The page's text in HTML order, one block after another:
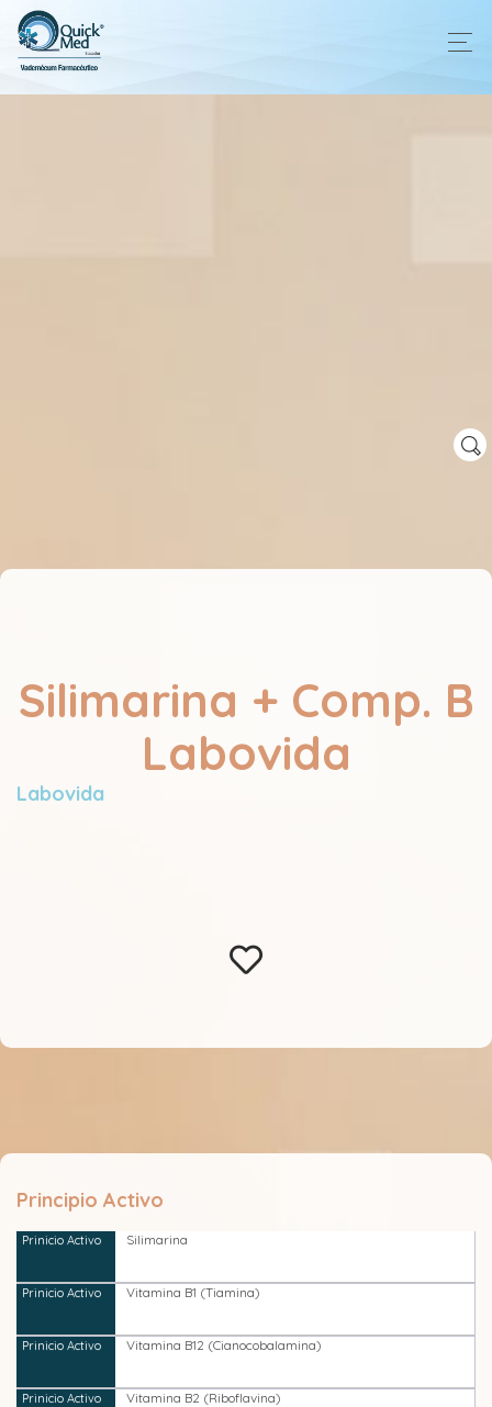
Silimarina + Comp. B
Labovida
Labovida
Principio Activo
Silimarina
Vitamina B1 (Tiamina)
Vitamina B12 (Cianocobalamina)
Vitamina B2 (Riboflavina)